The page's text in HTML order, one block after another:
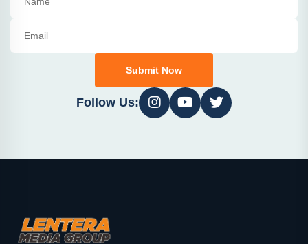
Submit Now
Follow Us: